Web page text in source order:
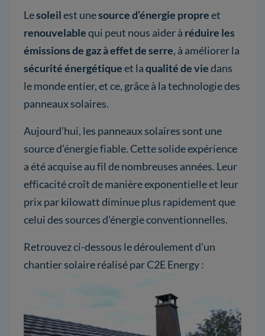
Lesoleilest unesource d’énergie propreet
renouvelablequi peut nous aider à réduire les
émissions de gaz à effet de serre, à améliorer la
sécuritéénergétiqueet laqualité de viedans
le monde entier, et ce, grâce à la technologie des
panneaux solaires.
Aujourd’hui, les panneaux solaires sont une
source d’énergie fiable. Cette solide expérience
a été acquise au fil de nombreuses années. Leur
efficacité croît de manière exponentielle et leur
prix par kilowatt diminue plus rapidement que
celui des sources d’énergie conventionnelles.
Retrouvez ci-dessous le déroulement d'un
chantier solaire réalisé par C2E Energy :